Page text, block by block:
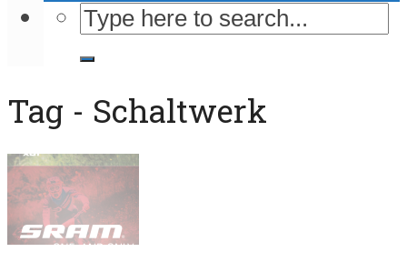
Tag - Schaltwerk